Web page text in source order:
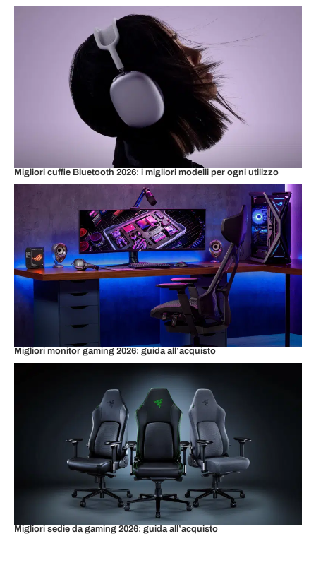
Migliori cuffie Bluetooth 2026: i migliori modelli per ogni utilizzo
Migliori monitor gaming 2026: guida all’acquisto
Migliori sedie da gaming 2026: guida all’acquisto